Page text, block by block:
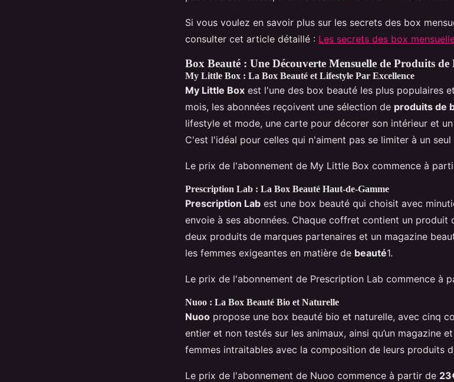
Si vous voulez en savoir plus sur les secrets des box
consulter cet article détaillé : Les secrets des box
Box Beauté : Une Découverte Mensuelle de Produits de
My Little Box : La Box Beauté et Lifestyle Par Excellence
My Little Box est l'une des box beauté les plus populaires
mois, les abonnées reçoivent une sélection de produits de
lifestyle et mode, une carte pour décorer son intérieur et
C'est l'idéal pour celles qui n'aiment pas se limiter à un seul
Le prix de l'abonnement de My Little Box commence à
Prescription Lab : La Box Beauté Haut-de-Gamme
Prescription Lab est une box beauté qui choisit avec
envoie à ses abonnées. Chaque coffret contient un produit
deux produits de marques partenaires et un magazine
les femmes exigeantes en matière de beauté1.
Le prix de l'abonnement de Prescription Lab commence à
Nuoo : La Box Beauté Bio et Naturelle
Nuoo propose une box beauté bio et naturelle, avec cinq
entier et non testés sur les animaux, ainsi qu’un magazine
femmes intraitables avec la composition de leurs produits
Le prix de l'abonnement de Nuoo commence à partir de